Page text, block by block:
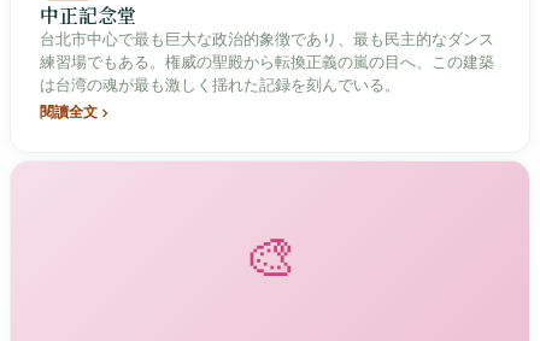
中正記念堂
台北市中心で最も巨大な政治的象徴であり、最も民主的なダンス
練習場でもある。権威の聖殿から転換正義の嵐の目へ、この建築
は台湾の魂が最も激しく揺れた記録を刻んでいる。
閱讀全文
🎨